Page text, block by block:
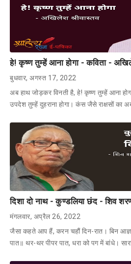
हे! कृष्ण तुम्हें आना होगा - कविता -
बुधवार, अगस्त 17, 2022
अब हाथ जोड़कर विनती है, हे! कृष्ण तुम्हें आना
उपदेश तुम्हें दुहराना होगा। कंस जैसे राक्षसों का
दिशा दो नाथ - कुण्डलिया छंद - शिव
मंगलवार, अप्रैल 26, 2022
जैसा कहते आप हैं, करन चहौं दिन-रात। बिन
पात॥ थर-थर पीपर पात, धरा को पग में बांधे।